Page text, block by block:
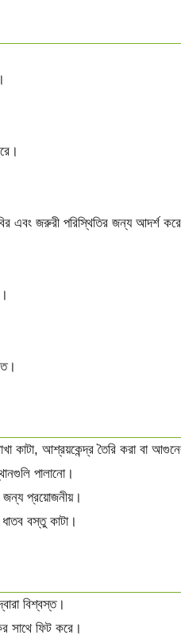
এবং জরুরী পরিস্থিতির জন্য আদর্শ
কাটা, আশ্রয়কেন্দ্র তৈরি করা বা
পালানো।
জন্য প্রয়োজনীয়।
বস্তু কাটা।
বিশ্বস্ত।
সাথে ফিট করে।